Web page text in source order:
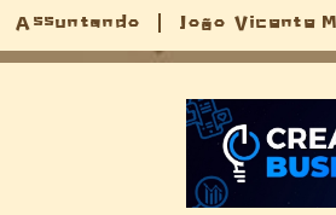
Assuntando João Vicente